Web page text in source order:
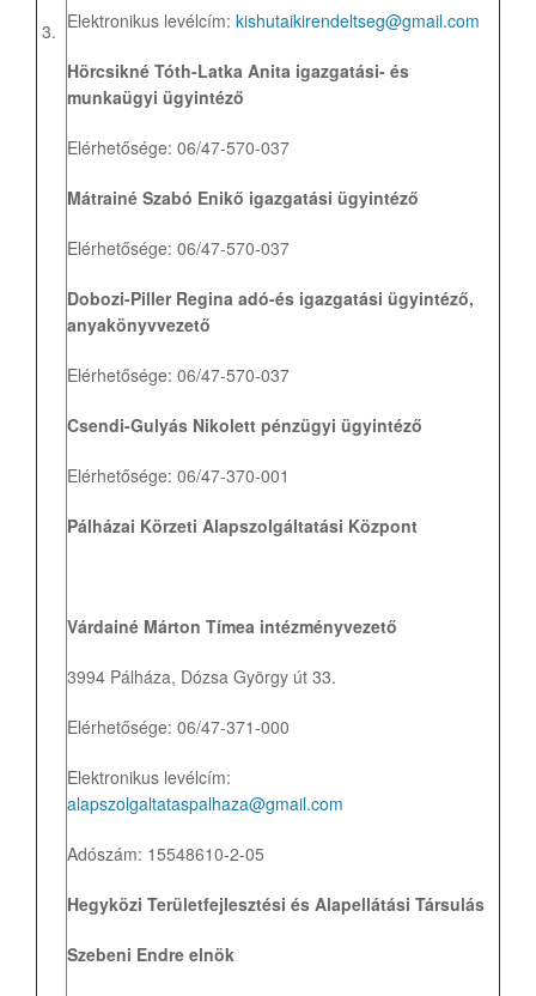
3. Elektronikus levélcím: kishutaikirendeltseg@gmail.com
Hörcsikné Tóth-Latka Anita igazgatási- és
munkaügyi ügyintéző
Elérhetősége: 06/47-570-037
Mátrainé Szabó Enikő igazgatási ügyintéző
Elérhetősége: 06/47-570-037
Dobozi-Piller Regina adó-és igazgatási ügyintéző,
anyakönyvvezető
Elérhetősége: 06/47-570-037
Csendi-Gulyás Nikolett pénzügyi ügyintéző
Elérhetősége: 06/47-370-001
Pálházai Körzeti Alapszolgáltatási Központ
Várdainé Márton Tímea intézményvezető
3994 Pálháza, Dózsa György út 33.
Elérhetősége: 06/47-371-000
Elektronikus levélcím:
alapszolgaltataspalhaza@gmail.com
Adószám: 15548610-2-05
Hegyközi Területfejlesztési és Alapellátási Társulás
Szebeni Endre elnök